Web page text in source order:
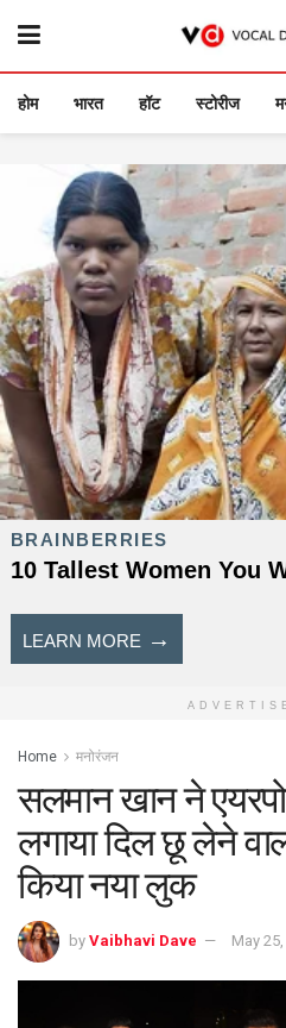
होम भारत हॉट स्टोरीज
Home मनोरंजन
सलमान खान ने
लगाया दिल छू लेने
किया नया लुक
by Vaibhavi Dave May